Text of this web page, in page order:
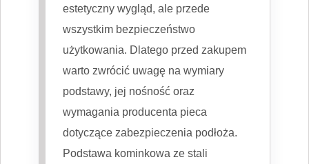
estetyczny wygląd, ale przede
wszystkim bezpieczeństwo
użytkowania. Dlatego przed zakupem
warto zwrócić uwagę na wymiary
podstawy, jej nośność oraz
wymagania producenta pieca
dotyczące zabezpieczenia podłoża.
Podstawa kominkowa ze stali